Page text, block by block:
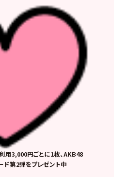
用3,000円ごとに1枚、AKB48
ド第2弾をプレゼント中